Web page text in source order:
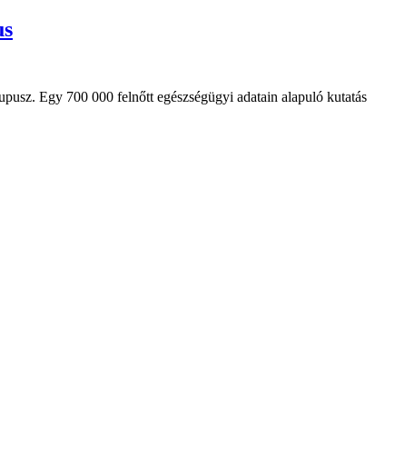
Egy 700 000 felnőtt egészségügyi adatain alapuló kutatás